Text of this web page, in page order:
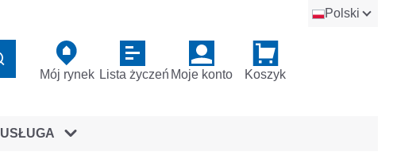
Polski
Mój rynek Lista życzeń Moje konto Koszyk
USŁUGA